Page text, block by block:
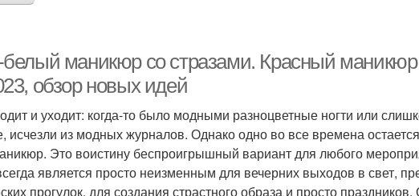
белый маникюр со стразами. Красный
обзор новых идей
и уходит: когда-то было модными разноцветные ногти или
исчезли из модных журналов. Однако одно во все времена
Это воистину беспроигрышный вариант для любого
является просто неизменным для вечерних выходов в свет,
прогулок, для создания страстного образа и просто праздников.